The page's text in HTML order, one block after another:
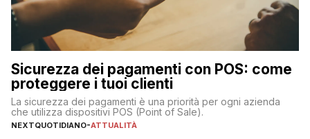
Sicurezza dei pagamenti con POS: come
proteggere i tuoi clienti
La sicurezza dei pagamenti è una priorità per ogni azienda
che utilizza dispositivi POS (Point of Sale).
NEXTQUOTIDIANO-ATTUALITÀ